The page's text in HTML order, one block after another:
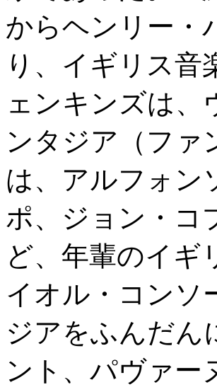
からヘンリー・
り、イギリス音
ェンキンズは、
ンタジア（ファ
は、アルフォン
ポ、ジョン・コ
ど、年輩のイギ
イオル・コンソ
ジアをふんだん
ント、パヴァー